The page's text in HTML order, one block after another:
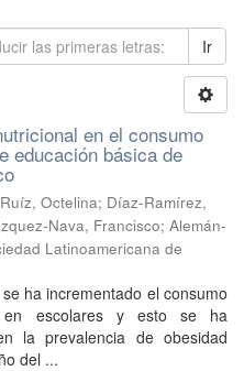
Ir
en el consumo
educación básica de
Octelina; Díaz-Ramírez,
Nava, Francisco; Alemán-
Latinoamericana de
ha incrementado el consumo
en escolares y esto se ha
la prevalencia de obesidad
del ...